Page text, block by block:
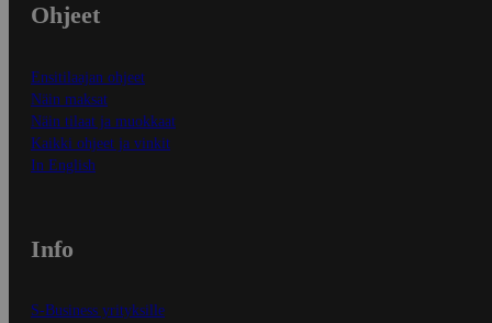
Ohjeet
Ensitilaajan ohjeet
Näin maksat
Näin tilaat ja muokkaat
Kaikki ohjeet ja vinkit
In English
Info
S-Business yrityksille